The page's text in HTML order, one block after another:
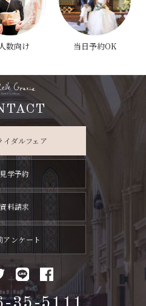
数向け 当日予約OK
イダルフェア
見学予約
資料請求
アンケート